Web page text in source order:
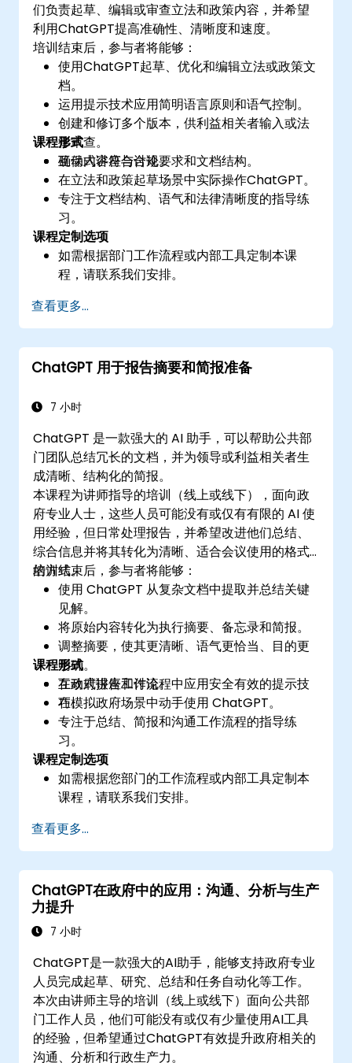
们负责起草、编辑或审查立法和政策内容，并希望
利用ChatGPT提高准确性、清晰度和速度。
培训结束后，参与者将能够：
使用ChatGPT起草、优化和编辑立法或政策文
档。
运用提示技术应用简明语言原则和语气控制。
创建和修订多个版本，供利益相关者输入或法
律审查。
确保内容符合合规要求和文档结构。
课程形式
互动式讲座与讨论。
在立法和政策起草场景中实际操作ChatGPT。
专注于文档结构、语气和法律清晰度的指导练
习。
课程定制选项
如需根据部门工作流程或内部工具定制本课
程，请联系我们安排。
查看更多...
ChatGPT 用于报告摘要和简报准备
7 小时
ChatGPT 是一款强大的 AI 助手，可以帮助公共部
门团队总结冗长的文档，并为领导或利益相关者生
成清晰、结构化的简报。
本课程为讲师指导的培训（线上或线下），面向政
府专业人士，这些人员可能没有或仅有有限的 AI 使
用经验，但日常处理报告，并希望改进他们总结、
综合信息并将其转化为清晰、适合会议使用的格式
的方式。
培训结束后，参与者将能够：
使用 ChatGPT 从复杂文档中提取并总结关键
见解。
将原始内容转化为执行摘要、备忘录和简报。
调整摘要，使其更清晰、语气更恰当、目的更
明确。
在政府报告工作流程中应用安全有效的提示技
巧。
课程形式
互动式讲座和讨论。
在模拟政府场景中动手使用 ChatGPT。
专注于总结、简报和沟通工作流程的指导练
习。
课程定制选项
如需根据您部门的工作流程或内部工具定制本
课程，请联系我们安排。
查看更多...
ChatGPT在政府中的应用：沟通、分析与生产
力提升
7 小时
ChatGPT是一款强大的AI助手，能够支持政府专业
人员完成起草、研究、总结和任务自动化等工作。
本次由讲师主导的培训（线上或线下）面向公共部
门工作人员，他们可能没有或仅有少量使用AI工具
的经验，但希望通过ChatGPT有效提升政府相关的
沟通、分析和行政生产力。